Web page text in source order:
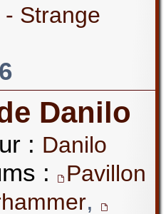
Strange
Danilo
: Danilo
:
Pavillon
,